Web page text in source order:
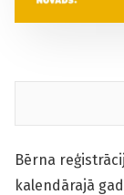
Bērna
kalendārajā